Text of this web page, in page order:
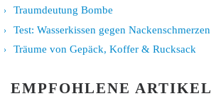
Traumdeutung Bombe
Test: Wasserkissen gegen Nackenschmerzen
Träume von Gepäck, Koffer & Rucksack
EMPFOHLENE ARTIKEL